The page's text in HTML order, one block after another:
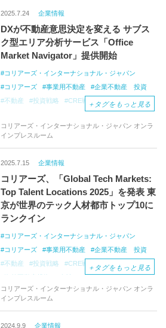
2025.7.24 企業情報
DXが不動産意思決定を変える サブス
ク型エリア分析サービス「Office
Market Navigator」提供開始
コリアーズ・インターナショナル・ジャパン
コリアーズ
事業用不動産
企業不動産 投資
不動産
投資戦略 CRE戦略
CREコンサル
オフィス仲介
プロジェクトマネジメント
＋ タグをもっと見る
コリアーズ・インターナショナル・ジャパン オンラ
インプレスルーム
2025.7.15 企業情報
コリアーズ、「Global Tech Markets:
Top Talent Locations 2025」を発表 東
京が世界のテック人材都市トップ10に
ランクイン
コリアーズ・インターナショナル・ジャパン
コリアーズ
事業用不動産
企業不動産 投資
不動産
投資戦略 CRE戦略
CREコンサル
海外不動産投資
会社
オフィス移転コンサル
オフィス仲介
不動産
＋ タグをもっと見る
コリアーズ・インターナショナル・ジャパン オンラ
インプレスルーム
2024.9.9 企業情報